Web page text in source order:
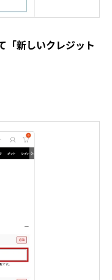
「新しいクレジット